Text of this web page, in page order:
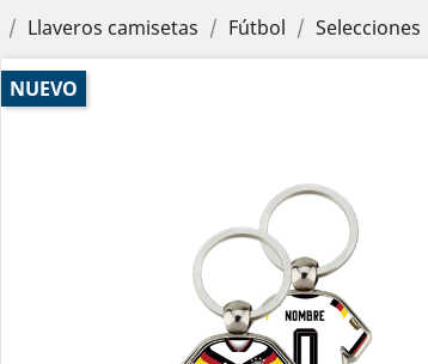
Llaveros camisetas Fútbol Selecciones
NUEVO